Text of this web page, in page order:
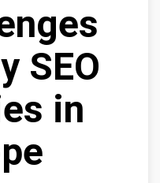
SEO
in